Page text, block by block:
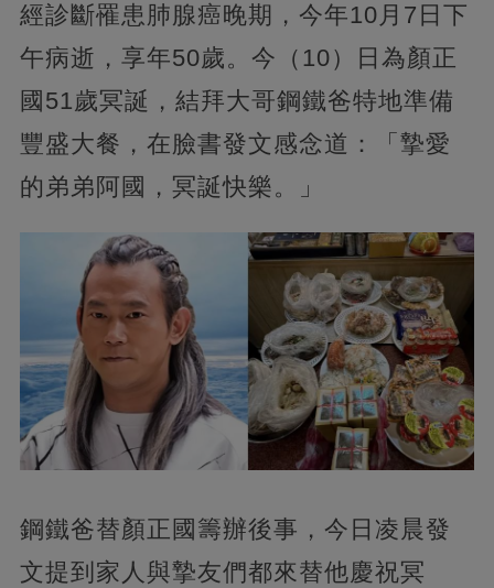
經診斷罹患肺腺癌晚期，今年10月7日下
午病逝，享年50歲。今（10）日為顏正
國51歲冥誕，結拜大哥鋼鐵爸特地準備
豐盛大餐，在臉書發文感念道：「摯愛
的弟弟阿國，冥誕快樂。」
鋼鐵爸替顏正國籌辦後事，今日凌晨發
文提到家人與摯友們都來替他慶祝冥